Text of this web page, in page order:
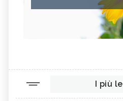
I più